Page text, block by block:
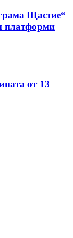
Щастие“
платформи
от 13